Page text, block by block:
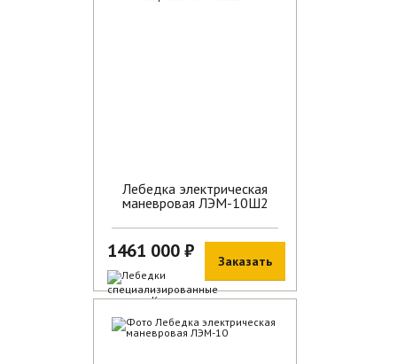
Лебедка электрическая
маневровая ЛЭМ-10Ш2
1461 000 ₽
В наличии
Заказать